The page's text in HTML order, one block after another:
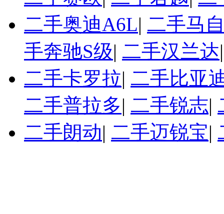
二手奥迪A6L| 二手马
手奔驰S级| 二手汉兰达
二手卡罗拉| 二手比亚
二手普拉多| 二手锐志|
二手朗动| 二手迈锐宝|